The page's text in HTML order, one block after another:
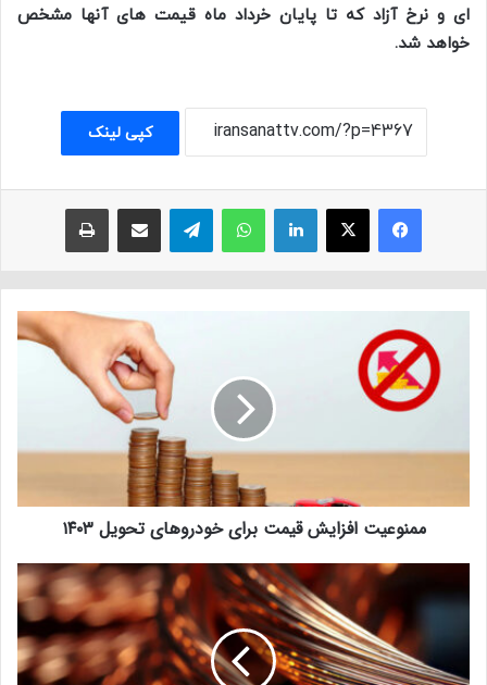
ای و نرخ آزاد که تا پایان خرداد ماه قیمت های آنها مشخص
خواهد شد.
کپی لینک
فیسبوک ایکس لینکداین واتس آپ تلگرام
ممنوعیت افزایش قیمت برای خودرو‌های تحویل ۱۴۰۳